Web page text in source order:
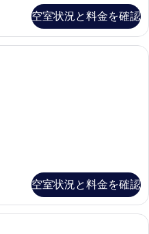
空室状況と料金を確認
スーペリア ルーム | エジプト綿のシ
空室状況と料金を確認
ジュニア スイート | エジプト綿のシ